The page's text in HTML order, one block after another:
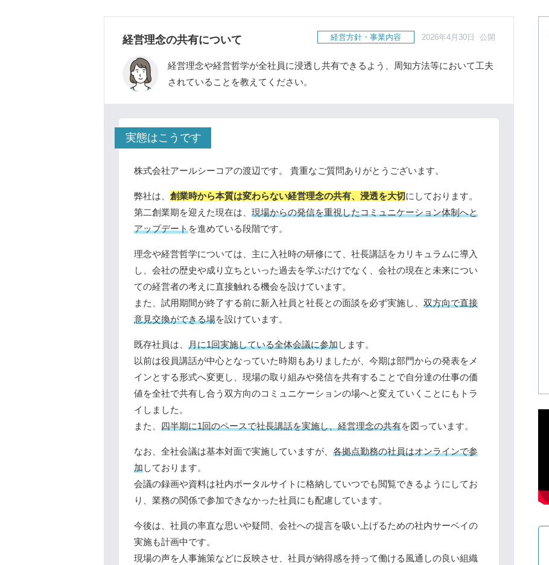
経営理念の共有について 経営方針・事業内容 2026年4月30日 公開
経営理念や経営哲学が全社員に浸透し共有できるよう、周知方法等において工夫
されていることを教えてください。
実態はこうです
株式会社アールシーコアの渡辺です。 貴重なご質問ありがとうございます。
弊社は、 創業時から本質は変わらない経営理念の共有、浸透を大切にしております。
第二創業期を迎えた現在は、 現場からの発信を重視したコミュニケーション体制へと
アップデートを進めている段階です。
理念や経営哲学については、主に入社時の研修にて、社長講話をカリキュラムに導入
し、会社の歴史や成り立ちといった過去を学ぶだけでなく、会社の現在と未来につい
ての経営者の考えに直接触れる機会を設けています。
また、試用期間が終了する前に新入社員と社長との面談を必ず実施し、 双方向で直接
意見交換ができる場を設けています。
既存社員は、 月に1回実施している全体会議に参加します。
以前は役員講話が中心となっていた時期もありましたが、今期は部門からの発表をメ
インとする形式へ変更し、現場の取り組みや発信を共有することで自分達の仕事の価
値を全社で共有し合う双方向のコミュニケーションの場へと変えていくことにもトラ
イしました。
また、 四半期に1回のペースで社長講話を実施し、経営理念の共有を図っています。
なお、全社会議は基本対面で実施していますが、 各拠点勤務の社員はオンラインで参
加しております。
会議の録画や資料は社内ポータルサイトに格納していつでも閲覧できるようにしてお
り、業務の関係で参加できなかった社員にも配慮しています。
今後は、社員の率直な思いや疑問、会社への提言を吸い上げるための社内サーベイの
実施も計画中です。
現場の声を人事施策などに反映させ、社員が納得感を持って働ける風通しの良い組織